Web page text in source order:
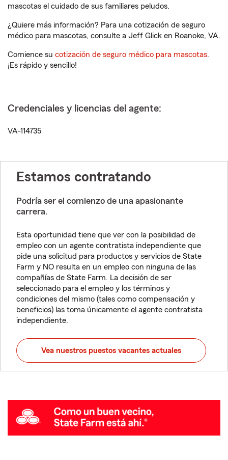
mascotas el cuidado de sus familiares peludos.
¿Quiere más información? Para una cotización de seguro
médico para mascotas, consulte a Jeff Glick en Roanoke, VA.
Comience su cotización de seguro médico para mascotas.
¡Es rápido y sencillo!
Credenciales y licencias del agente:
VA-114735
Estamos contratando
Podría ser el comienzo de una apasionante
carrera.
Esta oportunidad tiene que ver con la posibilidad de
empleo con un agente contratista independiente que
pide una solicitud para productos y servicios de State
Farm y NO resulta en un empleo con ninguna de las
compañías de State Farm. La decisión de ser
seleccionado para el empleo y los términos y
condiciones del mismo (tales como compensación y
beneficios) las toma únicamente el agente contratista
independiente.
Vea nuestros puestos vacantes actuales